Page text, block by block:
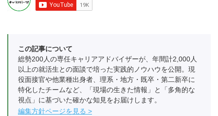
この記事について
総勢200人の専任キャリアアドバイザーが、年間計2,000人
以上の就活生との面談で培った実践的ノウハウを公開。現
役面接官や他業種出身者、理系・地方・既卒・第二新卒に
特化したチームなど、「現場の生きた情報」と「多角的な
視点」に基づいた確かな知見をお届けします。
編集方針ページを見る